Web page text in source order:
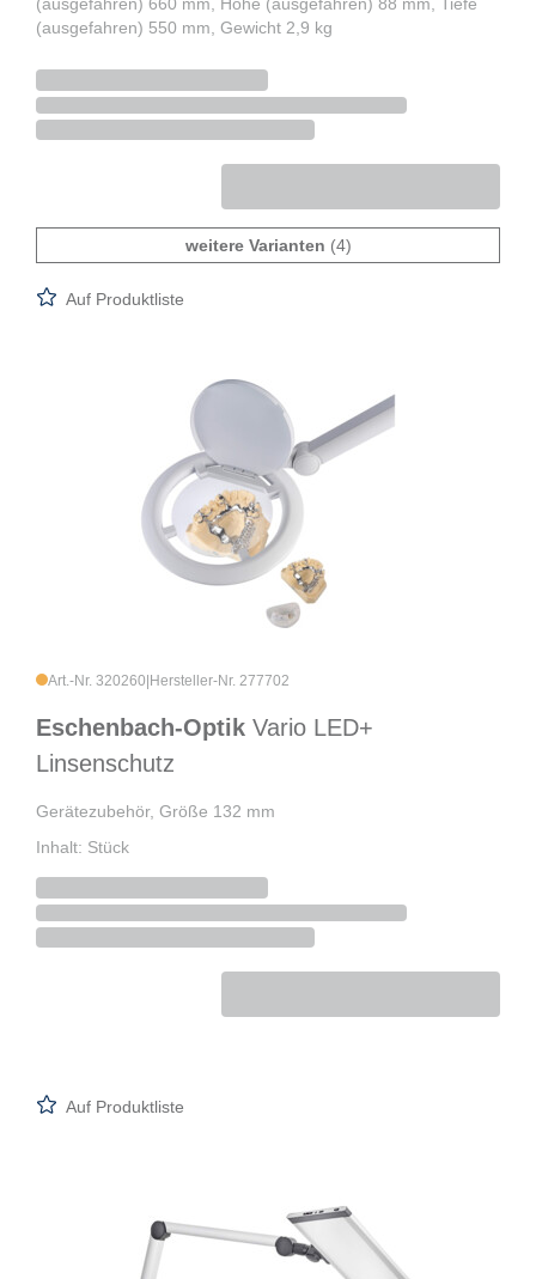
(ausgefahren) 550 mm, Gewicht 2,9 kg
weitere Varianten (4)
Auf Produktliste
Art.-Nr. 320260 Hersteller-Nr. 277702
Eschenbach-Optik Vario LED+
Linsenschutz
Gerätezubehör, Größe 132 mm
Inhalt: Stück
Auf Produktliste